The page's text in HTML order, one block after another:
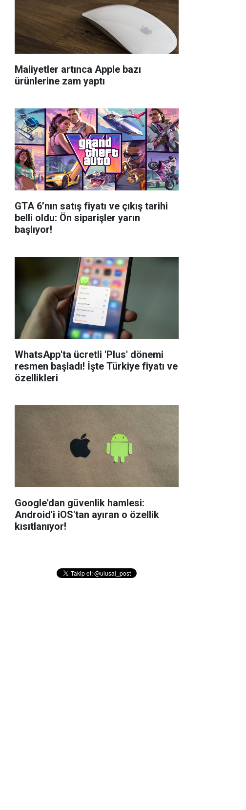
Maliyetler artınca Apple bazı
ürünlerine zam yaptı
GTA 6’nın satış fiyatı ve çıkış tarihi
belli oldu: Ön siparişler yarın
başlıyor!
WhatsApp'ta ücretli 'Plus' dönemi
resmen başladı! İşte Türkiye fiyatı ve
özellikleri
Google'dan güvenlik hamlesi:
Android'i iOS'tan ayıran o özellik
kısıtlanıyor!